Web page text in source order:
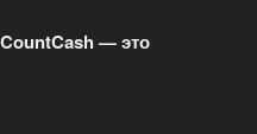
— это